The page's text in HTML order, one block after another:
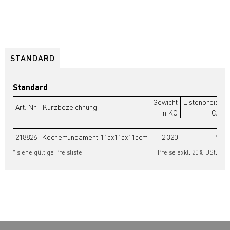
STANDARD
Standard
Art. Nr. Kurzbezeichnung
Gewicht
in KG
Listenpreis
€/
218826 Köcherfundament 115x115x115cm 2.320 -*
* siehe gültige Preisliste Preise exkl. 20% USt.